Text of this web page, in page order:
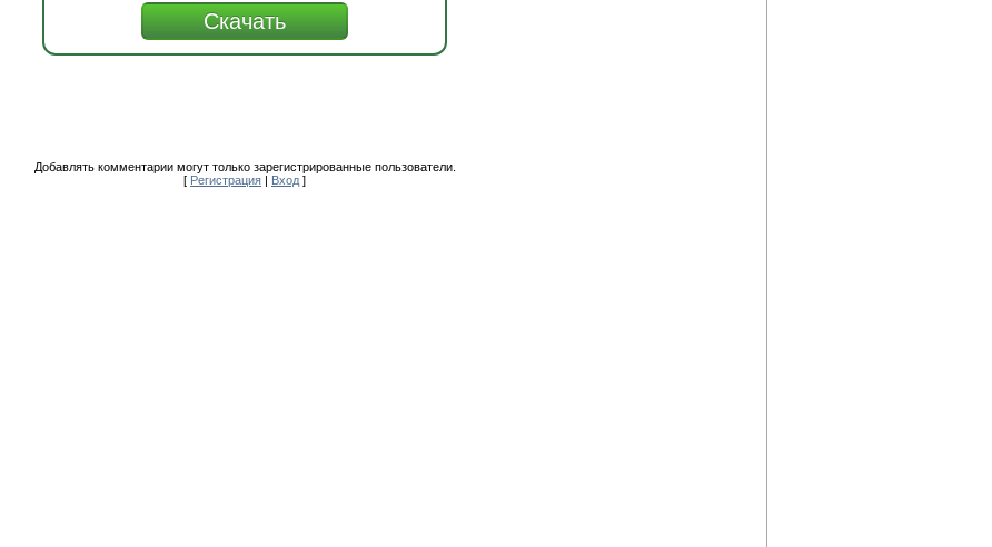
Добавлять комментарии могут только зарегистрированные пользователи.
[ Регистрация Вход ]